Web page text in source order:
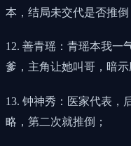
本，结局未交代是否推倒
12. 善青瑶：青瑶本我一
爹，主角让她叫哥，暗
13. 钟神秀：医家代表，
略，第二次就推倒；